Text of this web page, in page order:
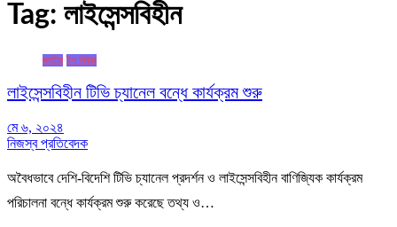
Tag: লাইসেন্সবিহীন
জাতীয় টপ নিউজ
লাইসেন্সবিহীন টিভি চ্যানেল বন্ধে কার্যক্রম শুরু
মে ৬, ২০২৪
নিজস্ব প্রতিবেদক
অবৈধভাবে দেশি-বিদেশি টিভি চ্যানেল প্রদর্শন ও লাইসেন্সবিহীন বাণিজ্যিক কার্যক্রম
পরিচালনা বন্ধে কার্যক্রম শুরু করেছে তথ্য ও…